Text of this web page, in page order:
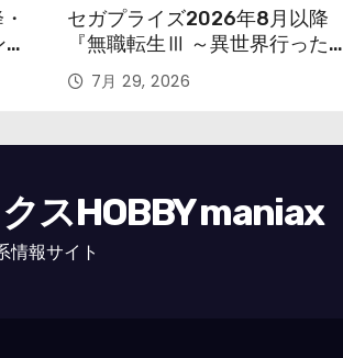
セガプライズ2026年8月以降
『無職転生Ⅲ ～異世界行ったら
本気だす～』から「ロキシー」
のフィギュアが登場！
7月 29, 2026
スHOBBY maniax
情報サイト